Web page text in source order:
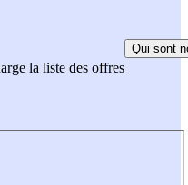
la liste des offres
Qui sont